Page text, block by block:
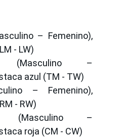
– Femenino),
- LW)
(Masculino –
azul (TM - TW)
– Femenino),
- RW)
(Masculino –
roja (CM - CW)